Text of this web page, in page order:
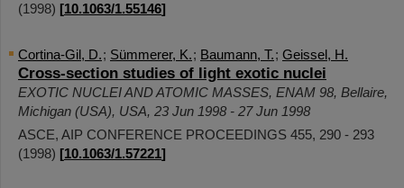
(1998) [10.1063/1.55146]
Cortina-Gil, D.; Sümmerer, K.; Baumann, T.; Geissel, H.
Cross-section studies of light exotic nuclei
EXOTIC NUCLEI AND ATOMIC MASSES, ENAM 98, Bellaire,
Michigan (USA), USA, 23 Jun 1998 - 27 Jun 1998
ASCE, AIP CONFERENCE PROCEEDINGS 455, 290 - 293
(1998) [10.1063/1.57221]